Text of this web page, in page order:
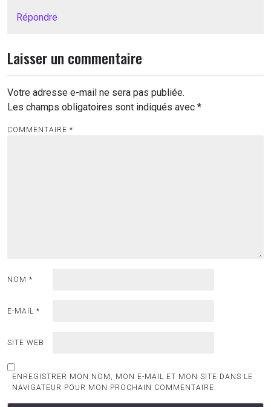
Répondre
Laisser un commentaire
Votre adresse e-mail ne sera pas publiée.
Les champs obligatoires sont indiqués avec *
COMMENTAIRE *
NOM *
E-MAIL *
SITE WEB
ENREGISTRER MON NOM, MON E-MAIL ET MON SITE DANS LE
NAVIGATEUR POUR MON PROCHAIN COMMENTAIRE.